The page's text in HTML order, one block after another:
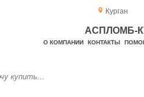
Курган
АСПЛОМБ-
О КОМПАНИИ КОНТАКТЫ